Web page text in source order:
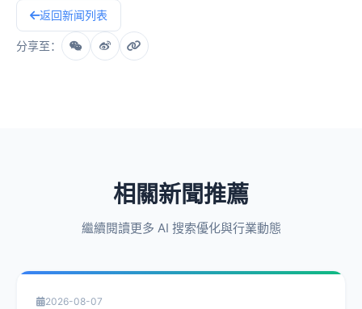
返回新闻列表
分享至：
相關新聞推薦
繼續閱讀更多 AI 搜索優化與行業動態
2026-08-07